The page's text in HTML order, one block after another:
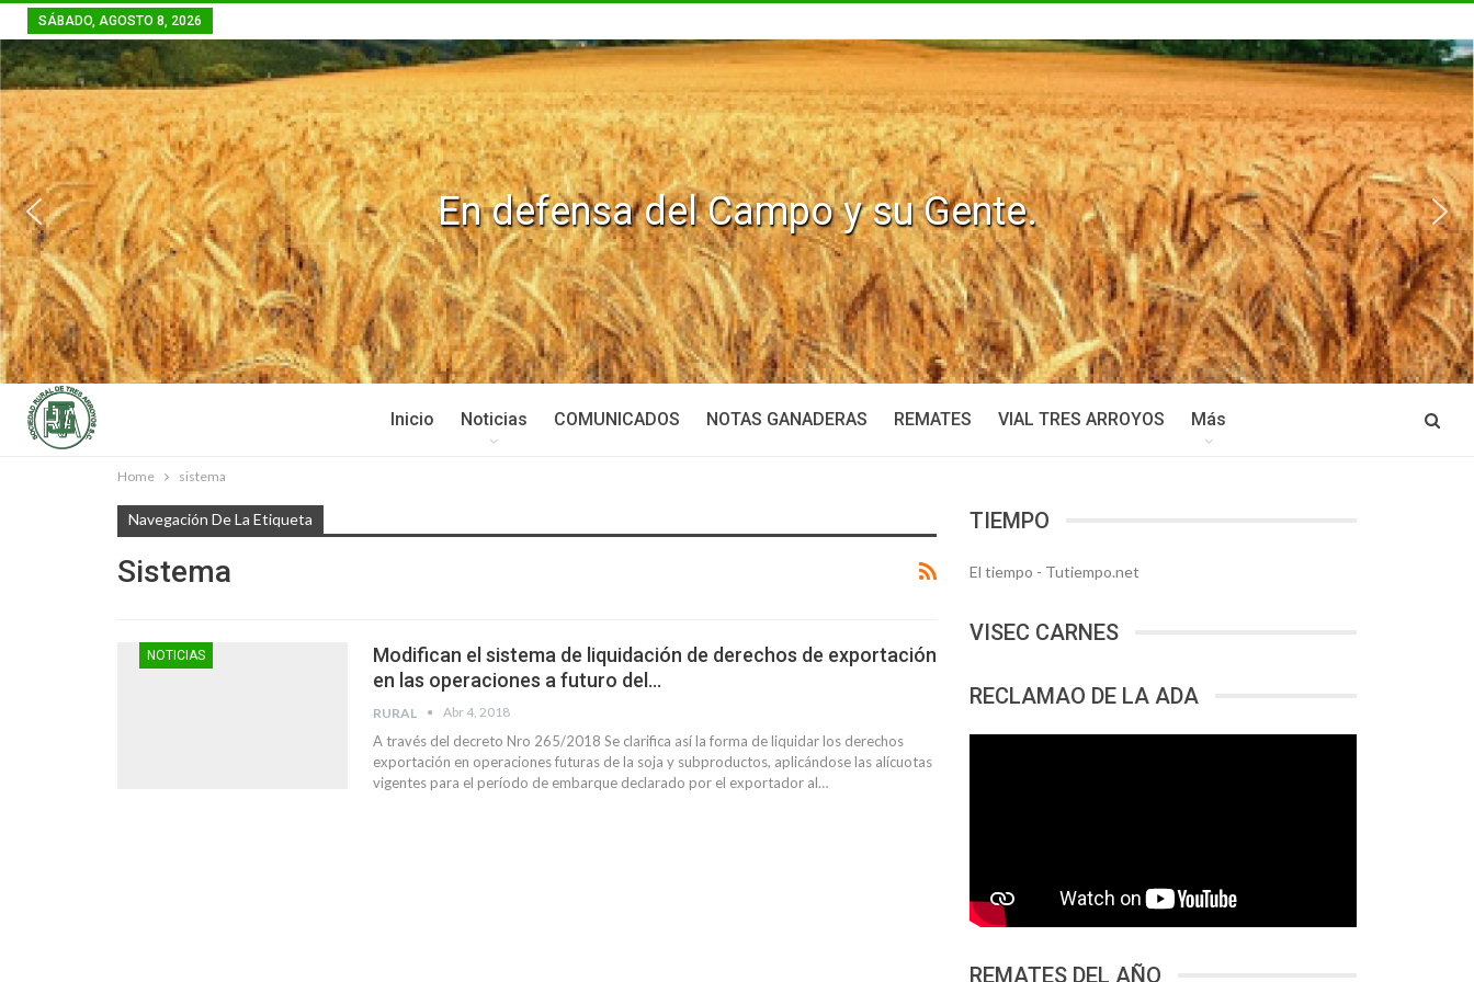
SÁBADO, AGOSTO 8, 2026
Inicio Noticias COMUNICADOS NOTAS GANADERAS REMATES VIAL TRES ARROYOS Más
Home sistema
Navegación De La Etiqueta
Sistema
NOTICIAS
Modifican el sistema de liquidación de derechos de exportación
en las operaciones a futuro del…
RURAL Abr 4, 2018
A través del decreto Nro 265/2018 Se clarifica así la forma de liquidar los derechos
exportación en operaciones futuras de la soja y subproductos, aplicándose las alícuotas
vigentes para el período de embarque declarado por el exportador al…
TIEMPO
El tiempo - Tutiempo.net
VISEC CARNES
RECLAMAO DE LA ADA
REMATES DEL AÑO